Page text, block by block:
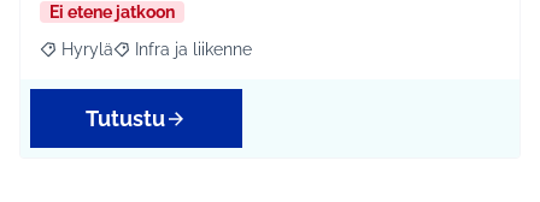
Ei etene jatkoon
Rajaa tulokset aihepiirin mukaan: Hyrylä
Hyrylä Rajaa tulokset teeman mukaan: Infra ja liikenne
Infra ja liikenne
Tutustu